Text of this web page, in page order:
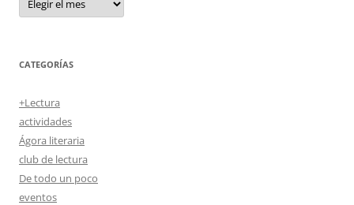
CATEGORÍAS
+Lectura
actividades
Ágora literaria
club de lectura
De todo un poco
eventos